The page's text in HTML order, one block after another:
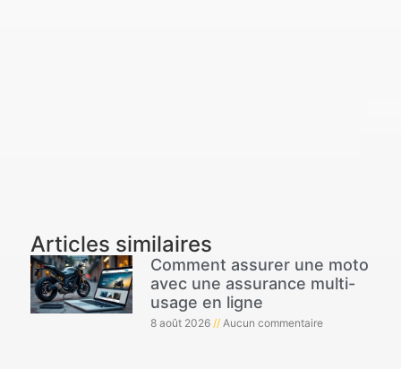
Articles similaires
Comment assurer une moto
avec une assurance multi-
usage en ligne
8 août 2026 Aucun commentaire